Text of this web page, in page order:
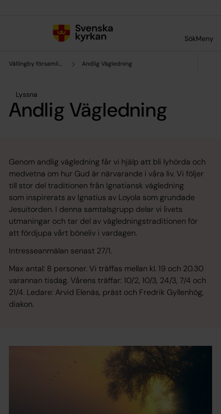
SökMeny
Vällingby församling Andlig Vägledning
Lyssna
Andlig Vägledning
Genom andlig vägledning får vi hjälp att bli lyhörda och
medvetna om hur Gud är närvarande i våra liv. Vi följer
till stor del traditionen från Ignatiansk vägledning
som inspirerats av Ignatius av Loyola som grundade
Jesuitorden. I denna samtalsgrupp delar vi livets
utmaningar och tar del av vägledningstraditionen för
att fördjupa vårt böneliv i vardagen.
Intresseanmälan senast 27/1.
Max antal: 8 personer. Vi träffas mellan kl. 19 och 20.30
varannan tisdag. Vårens träffar: 10/2, 10/3, 24/3, 7/4 och
21/4. Ledare: Arvid Elenäs, präst och Fredrik Gyllenhög,
diakon.